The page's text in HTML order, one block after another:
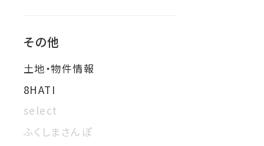
その他
土地・物件情報
8HATI
select
ふくしまさんぽ